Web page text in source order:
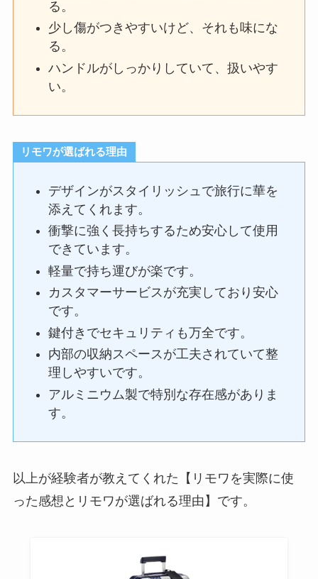
る。
少し傷がつきやすいけど、それも味にな
る。
ハンドルがしっかりしていて、扱いやす
い。
リモワが選ばれる理由
デザインがスタイリッシュで旅行に華を
添えてくれます。
衝撃に強く長持ちするため安心して使用
できています。
軽量で持ち運びが楽です。
カスタマーサービスが充実しており安心
です。
鍵付きでセキュリティも万全です。
内部の収納スペースが工夫されていて整
理しやすいです。
アルミニウム製で特別な存在感がありま
す。
以上が経験者が教えてくれた【リモワを実際に使
った感想とリモワが選ばれる理由】です。